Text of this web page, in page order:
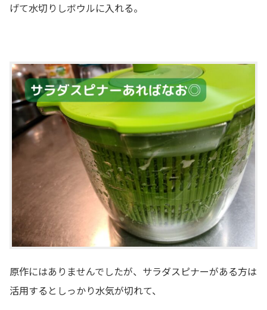
げて水切りしボウルに入れる。
原作にはありませんでしたが、サラダスピナーがある方は
活用するとしっかり水気が切れて、